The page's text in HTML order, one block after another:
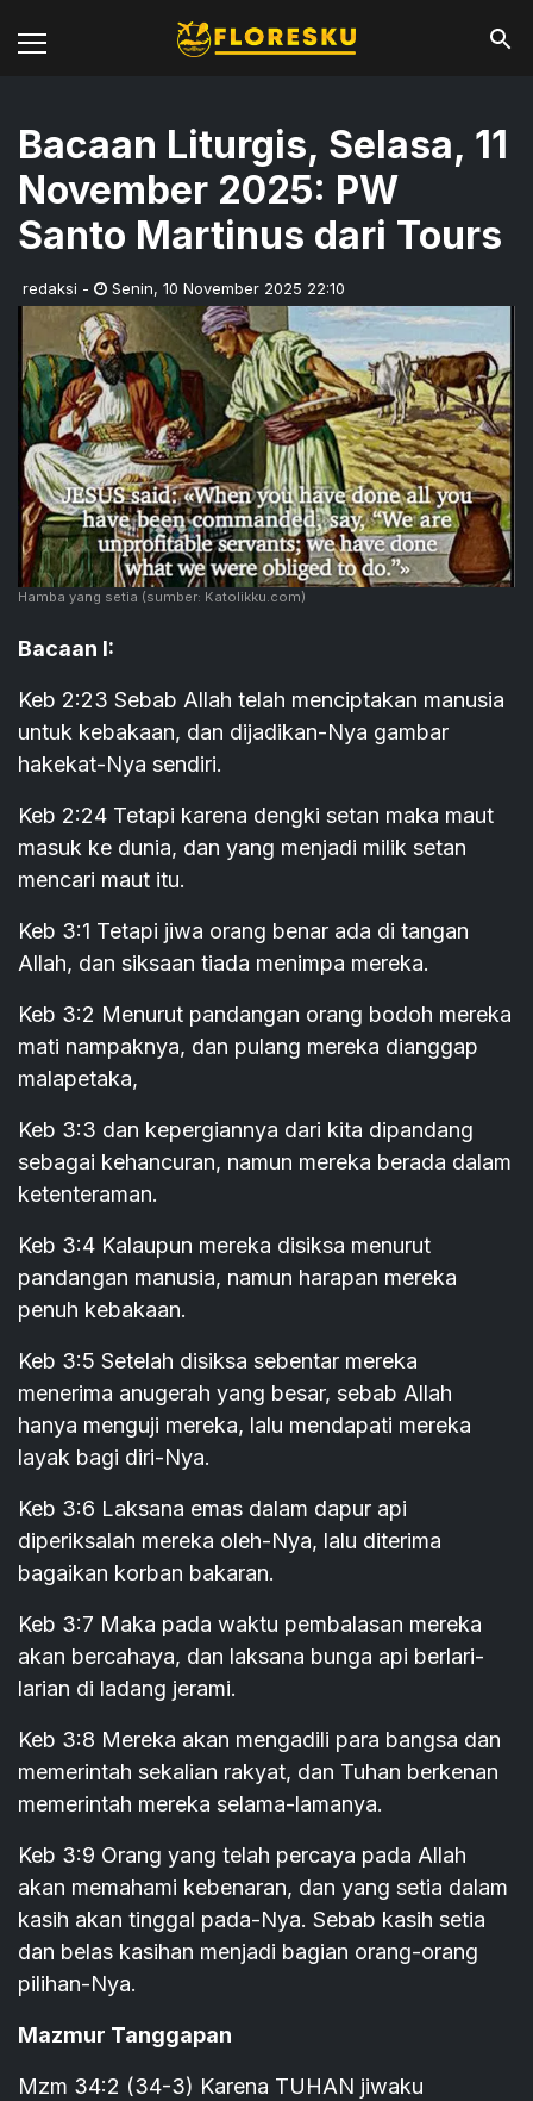
Bacaan Liturgis, Selasa, 11
November 2025: PW
Santo Martinus dari Tours
redaksi - Senin, 10 November 2025 22:10
Hamba yang setia (sumber: Katolikku.com)
Bacaan I:
Keb 2:23 Sebab Allah telah menciptakan manusia
untuk kebakaan, dan dijadikan-Nya gambar
hakekat-Nya sendiri.
Keb 2:24 Tetapi karena dengki setan maka maut
masuk ke dunia, dan yang menjadi milik setan
mencari maut itu.
Keb 3:1 Tetapi jiwa orang benar ada di tangan
Allah, dan siksaan tiada menimpa mereka.
Keb 3:2 Menurut pandangan orang bodoh mereka
mati nampaknya, dan pulang mereka dianggap
malapetaka,
Keb 3:3 dan kepergiannya dari kita dipandang
sebagai kehancuran, namun mereka berada dalam
ketenteraman.
Keb 3:4 Kalaupun mereka disiksa menurut
pandangan manusia, namun harapan mereka
penuh kebakaan.
Keb 3:5 Setelah disiksa sebentar mereka
menerima anugerah yang besar, sebab Allah
hanya menguji mereka, lalu mendapati mereka
layak bagi diri-Nya.
Keb 3:6 Laksana emas dalam dapur api
diperiksalah mereka oleh-Nya, lalu diterima
bagaikan korban bakaran.
Keb 3:7 Maka pada waktu pembalasan mereka
akan bercahaya, dan laksana bunga api berlari-
larian di ladang jerami.
Keb 3:8 Mereka akan mengadili para bangsa dan
memerintah sekalian rakyat, dan Tuhan berkenan
memerintah mereka selama-lamanya.
Keb 3:9 Orang yang telah percaya pada Allah
akan memahami kebenaran, dan yang setia dalam
kasih akan tinggal pada-Nya. Sebab kasih setia
dan belas kasihan menjadi bagian orang-orang
pilihan-Nya.
Mazmur Tanggapan
Mzm 34:2 (34-3) Karena TUHAN jiwaku